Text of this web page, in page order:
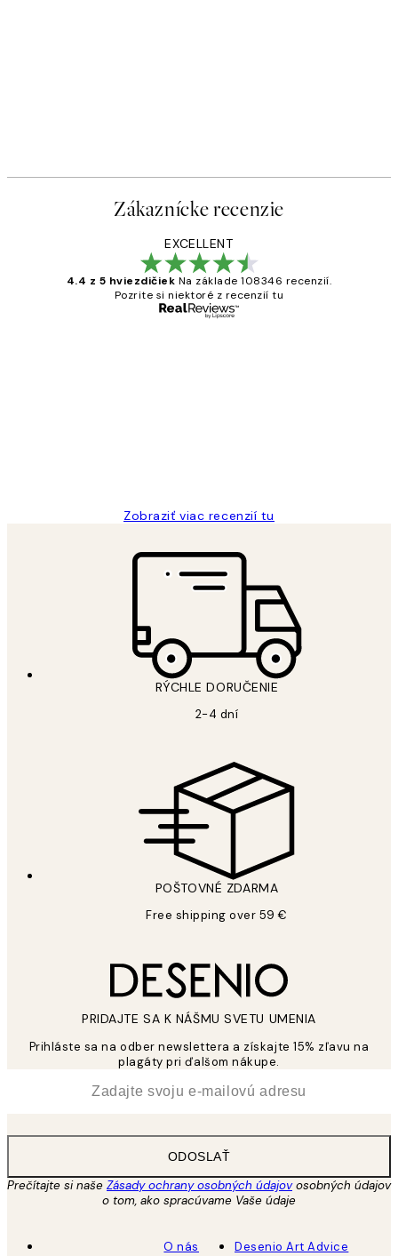
Zákaznícke recenzie
EXCELLENT
4.4 z 5 hviezdičiek Na základe 108346 recenzií.
Pozrite si niektoré z recenzií tu
Zobraziť viac recenzií tu
RÝCHLE DORUČENIE
2-4 dní
POŠTOVNÉ ZDARMA
Free shipping over 59 €
PRIDAJTE SA K NÁŠMU SVETU UMENIA
Prihláste sa na odber newslettera a získajte 15% zľavu na
plagáty pri ďalšom nákupe.
ODOSLAŤ
Prečítajte si naše Zásady ochrany osobných údajovosobných údajov
o tom, ako spracúvame Vaše údaje
O nás
Desenio Art Advice